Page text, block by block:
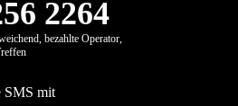
2264
bezahlte Operator,
SMS mit